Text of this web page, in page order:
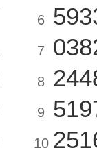
6
7
8
9
10